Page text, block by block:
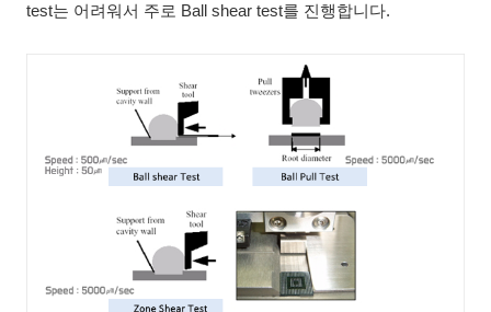
test는 어려워서 주로 Ball shear test를 진행합니다.